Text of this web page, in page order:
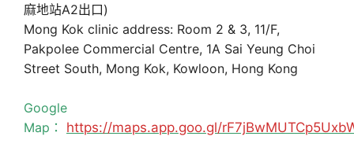
麻地站A2出口)
Mong Kok clinic address: Room 2 & 3, 11/F,
Pakpolee Commercial Centre, 1A Sai Yeung Choi
Street South, Mong Kok, Kowloon, Hong Kong
Google
Map： https://maps.app.goo.gl/